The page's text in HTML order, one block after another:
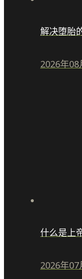
解决堕胎
2026年08
什么是上
2026年07